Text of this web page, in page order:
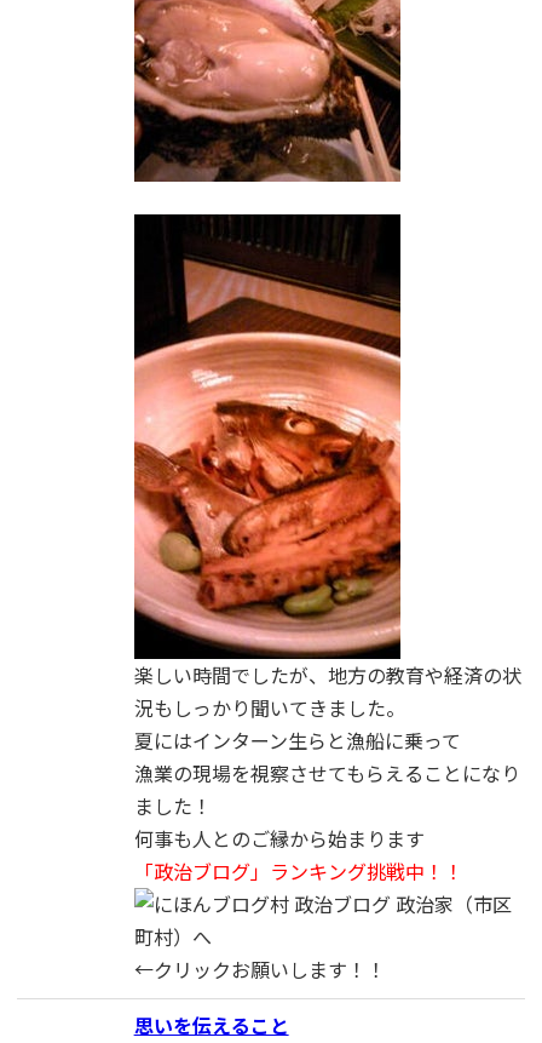
楽しい時間でしたが、地方の教育や経済の状
況もしっかり聞いてきました。
夏にはインターン生らと漁船に乗って
漁業の現場を視察させてもらえることになり
ました！
何事も人とのご縁から始まります
「政治ブログ」ランキング挑戦中！！
←クリックお願いします！！
思いを伝えること